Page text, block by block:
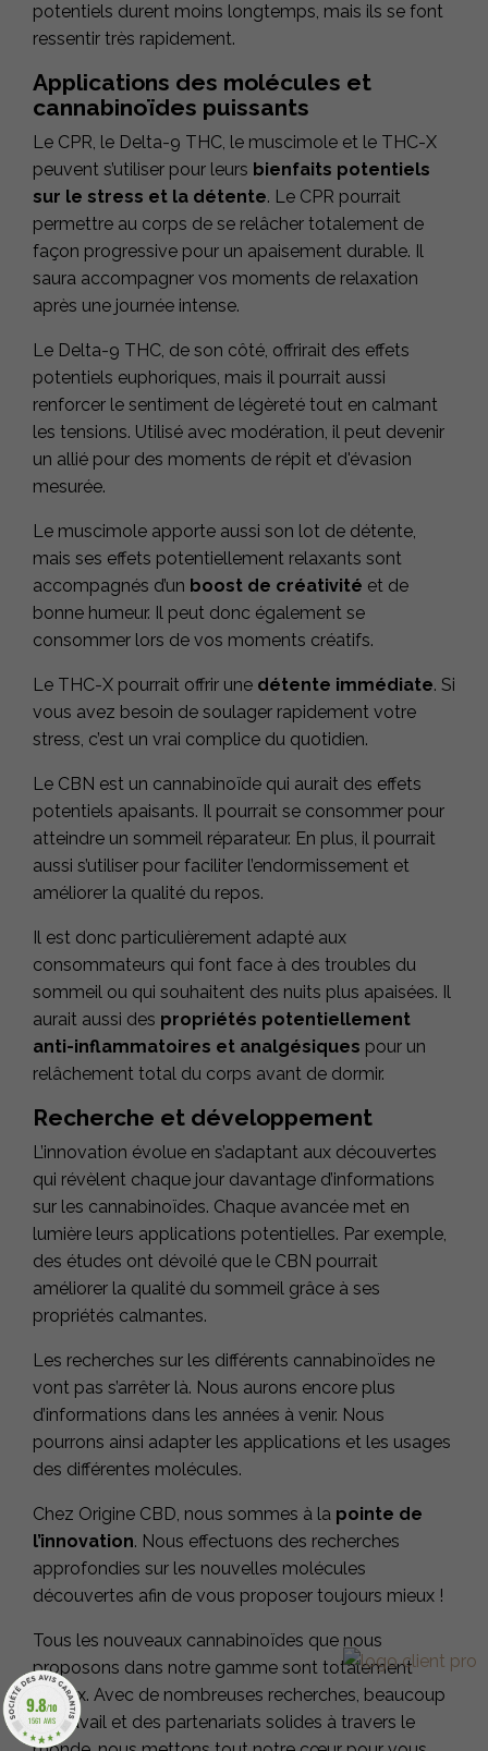
potentiels durent moins longtemps, mais ils se font
ressentir très rapidement.
Applications des molécules et
cannabinoïdes puissants
Le CPR, le Delta-9 THC, le muscimole et le THC-X
peuvent s’utiliser pour leurs bienfaits potentiels
sur le stress et la détente. Le CPR pourrait
permettre au corps de se relâcher totalement de
façon progressive pour un apaisement durable. Il
saura accompagner vos moments de relaxation
après une journée intense.
Le Delta-9 THC, de son côté, offrirait des effets
potentiels euphoriques, mais il pourrait aussi
renforcer le sentiment de légèreté tout en calmant
les tensions. Utilisé avec modération, il peut devenir
un allié pour des moments de répit et d'évasion
mesurée.
Le muscimole apporte aussi son lot de détente,
mais ses effets potentiellement relaxants sont
accompagnés d’un boost de créativité et de
bonne humeur. Il peut donc également se
consommer lors de vos moments créatifs.
Le THC-X pourrait offrir une détente immédiate. Si
vous avez besoin de soulager rapidement votre
stress, c’est un vrai complice du quotidien.
Le CBN est un cannabinoïde qui aurait des effets
potentiels apaisants. Il pourrait se consommer pour
atteindre un sommeil réparateur. En plus, il pourrait
aussi s’utiliser pour faciliter l’endormissement et
améliorer la qualité du repos.
Il est donc particulièrement adapté aux
consommateurs qui font face à des troubles du
sommeil ou qui souhaitent des nuits plus apaisées. Il
aurait aussi des propriétés potentiellement
anti-inflammatoires et analgésiques pour un
relâchement total du corps avant de dormir.
Recherche et développement
L’innovation évolue en s’adaptant aux découvertes
qui révèlent chaque jour davantage d’informations
sur les cannabinoïdes. Chaque avancée met en
lumière leurs applications potentielles. Par exemple,
des études ont dévoilé que le CBN pourrait
améliorer la qualité du sommeil grâce à ses
propriétés calmantes.
Les recherches sur les différents cannabinoïdes ne
vont pas s’arrêter là. Nous aurons encore plus
d’informations dans les années à venir. Nous
pourrons ainsi adapter les applications et les usages
des différentes molécules.
Chez Origine CBD, nous sommes à la pointe de
l’innovation. Nous effectuons des recherches
approfondies sur les nouvelles molécules
découvertes afin de vous proposer toujours mieux !
Tous les nouveaux cannabinoïdes que nous
proposons dans notre gamme sont totalement
légaux. Avec de nombreuses recherches, beaucoup
de travail et des partenariats solides à travers le
9.8/10
1561 AVIS